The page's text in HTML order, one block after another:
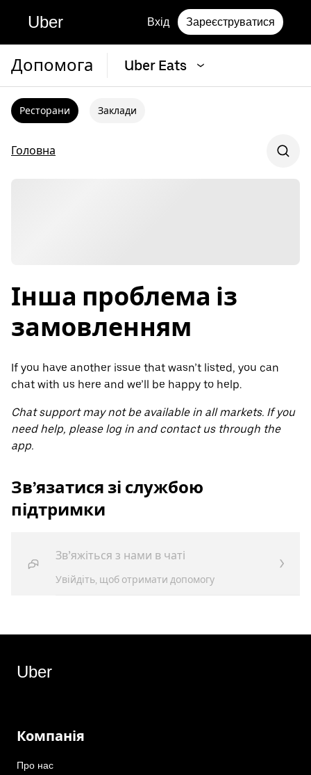
Uber Вхід Зареєструватися
Допомога Uber Eats
Ресторани Заклади
Головна
Інша проблема із
замовленням
If you have another issue that wasn’t listed, you can
chat with us here and we’ll be happy to help.
Chat support may not be available in all markets. If you
need help, please log in and contact us through the
app.
Зв’язатися зі службою
підтримки
Зв’яжіться з нами в чаті
Увійдіть, щоб отримати допомогу
Uber
Компанія
Про нас